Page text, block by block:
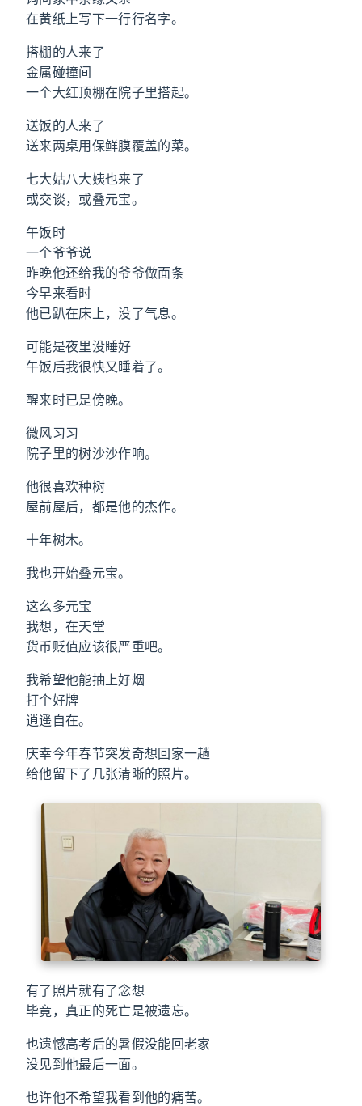
在黄纸上写下一行行名字。
搭棚的人来了
金属碰撞间
一个大红顶棚在院子里搭起。
送饭的人来了
送来两桌用保鲜膜覆盖的菜。
七大姑八大姨也来了
或交谈，或叠元宝。
午饭时
一个爷爷说
昨晚他还给我的爷爷做面条
今早来看时
他已趴在床上，没了气息。
可能是夜里没睡好
午饭后我很快又睡着了。
醒来时已是傍晚。
微风习习
院子里的树沙沙作响。
他很喜欢种树
屋前屋后，都是他的杰作。
十年树木。
我也开始叠元宝。
这么多元宝
我想，在天堂
货币贬值应该很严重吧。
我希望他能抽上好烟
打个好牌
逍遥自在。
庆幸今年春节突发奇想回家一趟
给他留下了几张清晰的照片。
有了照片就有了念想
毕竟，真正的死亡是被遗忘。
也遗憾高考后的暑假没能回老家
没见到他最后一面。
也许他不希望我看到他的痛苦。